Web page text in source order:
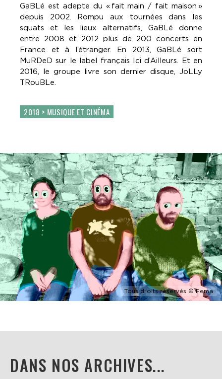
GaBLé est adepte du « fait main / fait maison »
depuis 2002. Rompu aux tournées dans les
squats et les lieux alternatifs, GaBLé donne
entre 2008 et 2012 plus de 200 concerts en
France et à l’étranger. En 2013, GaBLé sort
MuRDeD sur le label français Ici d’Ailleurs. Et en
2016, le groupe livre son dernier disque, JoLLy
TRouBLe.
2018 > MUSIQUE ET CINÉMA
Tous droits réservés © Fema
DANS NOS ARCHIVES...